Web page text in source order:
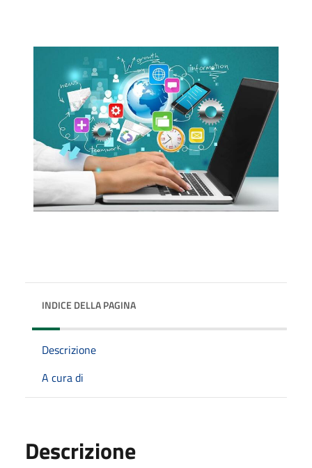
INDICE DELLA PAGINA
Descrizione
A cura di
Descrizione